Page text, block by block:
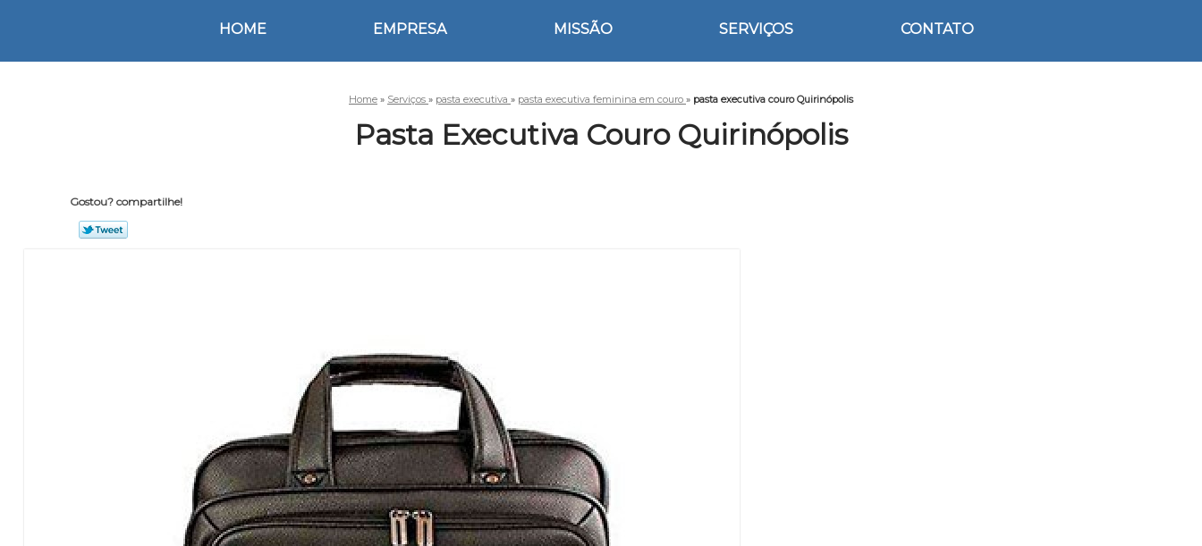
HOME EMPRESA MISSÃO SERVIÇOS CONTATO
Home » Serviços » pasta executiva » pasta executiva feminina em couro » pasta executiva couro Quirinópolis
Pasta Executiva Couro Quirinópolis
Gostou? compartilhe!